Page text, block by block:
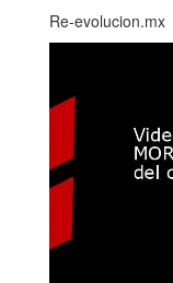
Re-evolucion.mx